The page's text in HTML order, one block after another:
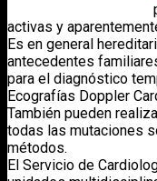
activas y
Es en general
antecedentes
para el diagnóstico
Ecografías Doppler
También pueden
todas las mutaciones
métodos.
El Servicio de